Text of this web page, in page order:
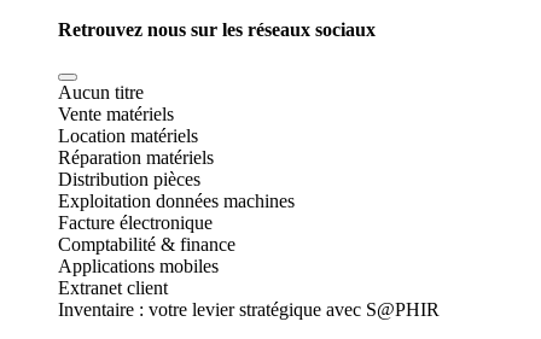
Retrouvez nous sur les réseaux sociaux
Aucun titre
Vente matériels
Location matériels
Réparation matériels
Distribution pièces
Exploitation données machines
Facture électronique
Comptabilité & finance
Applications mobiles
Extranet client
Inventaire : votre levier stratégique avec S@PHIR